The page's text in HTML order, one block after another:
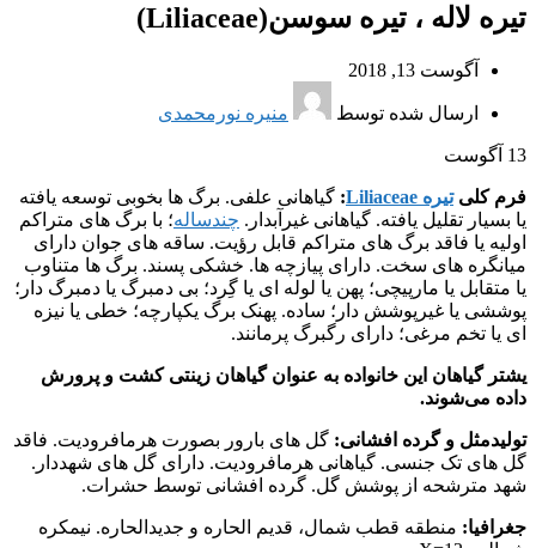
تیره لاله ، تیره سوسن(Liliaceae)
آگوست 13, 2018
ارسال شده توسط منیره نورمحمدی
13 آگوست
فرم کلیتیره Liliaceae : گیاهانی علفی. برگ ها بخوبی توسعه یافته
یا بسیار تقلیل یافته. گیاهانی غیرآبدار. چندساله؛ با برگ های متراکم
اولیه یا فاقد برگ های متراکم قابل رؤیت. ساقه های جوان دارای
میانگره های سخت. دارای پیازچه ها. خشکی پسند. برگ ها متناوب
یا متقابل یا مارپیچی؛ پهن یا لوله ای یا گِرد؛ بی دمبرگ یا دمبرگ دار؛
پوششی یا غیرپوشش دار؛ ساده. پهنک برگ یکپارچه؛ خطی یا نیزه
ای یا تخم مرغی؛ دارای رگبرگ پرمانند.
یشتر گیاهان این خانواده به عنوان گیاهان زینتی کشت و پرورش
داده می‌شوند.
تولیدمثل و گرده افشانی: گل های بارور بصورت هرمافرودیت. فاقد
گل های تک جنسی. گیاهانی هرمافرودیت. دارای گل های شهددار.
شهد مترشحه از پوشش گل. گرده افشانی توسط حشرات.
جغرافیا: منطقه قطب شمال، قدیم الحاره و جدیدالحاره. نیمکره